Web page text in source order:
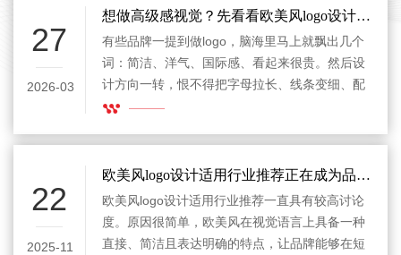
27
2026-03
想做高级感视觉？先看看欧美风logo设计适用行业推荐
有些品牌一提到做logo，脑海里马上就飘出几个
词：简洁、洋气、国际感、看起来很贵。然后设
计方向一转，恨不得把字母拉长、线条变细、配
色变冷，最后端出来一个“仿佛能直接去巴黎走
格再好看，也得看场合。欧美风logo设计适用行
业推荐这个话题之所以值得认真聊一聊，就是因
为很多人对“欧美风”的理解停留在表面，以为只
要视觉够利落、够高级，就能自动给品牌加分。
其实没那么神奇，logo风格选得对，是加分项；
22
2025-11
欧美风logo设计适用行业推荐正在成为品牌选择参考
欧美风logo设计适用行业推荐一直具有较高讨论
度。原因很简单，欧美风在视觉语言上具备一种
直接、简洁且表达明确的特点，让品牌能够在短